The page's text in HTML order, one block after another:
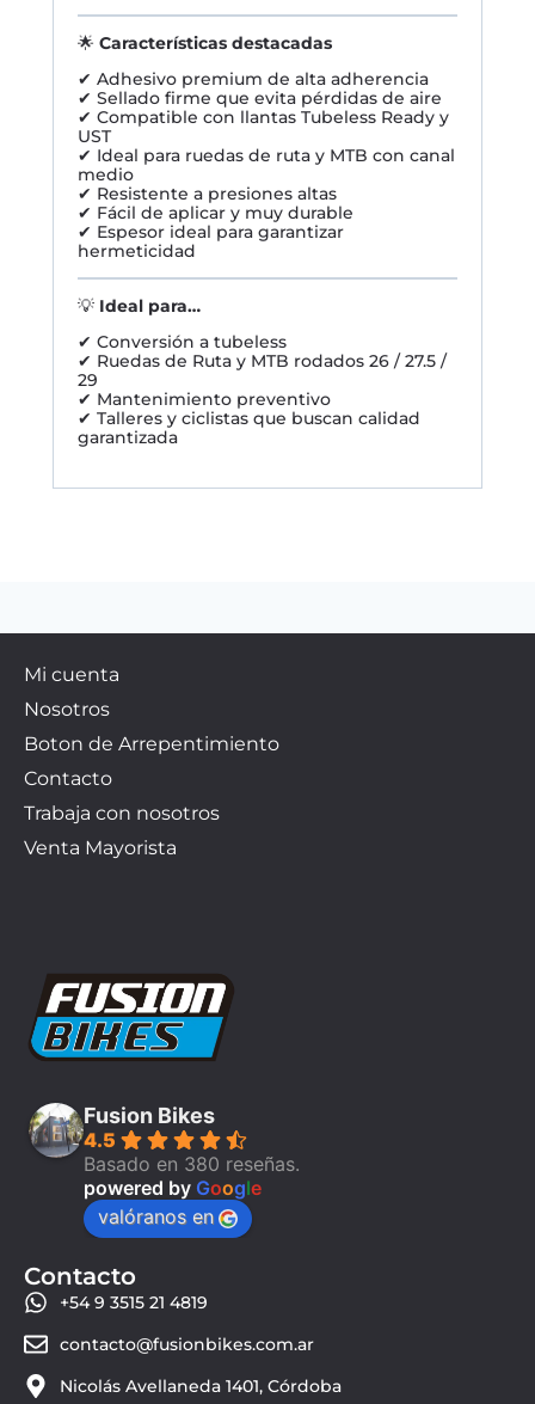
🌟 Características destacadas
✔ Adhesivo premium de alta adherencia
✔ Sellado firme que evita pérdidas de aire
✔ Compatible con llantas Tubeless Ready y
UST
✔ Ideal para ruedas de ruta y MTB con canal
medio
✔ Resistente a presiones altas
✔ Fácil de aplicar y muy durable
✔ Espesor ideal para garantizar
hermeticidad
💡 Ideal para…
✔ Conversión a tubeless
✔ Ruedas de Ruta y MTB rodados 26 / 27.5 /
29
✔ Mantenimiento preventivo
✔ Talleres y ciclistas que buscan calidad
garantizada
Mi cuenta
Nosotros
Boton de Arrepentimiento
Contacto
Trabaja con nosotros
Venta Mayorista
Fusion Bikes
4.5
Basado en 380 reseñas.
powered by Google
valóranos en
Contacto
+54 9 3515 21 4819
contacto@fusionbikes.com.ar
Nicolás Avellaneda 1401, Córdoba